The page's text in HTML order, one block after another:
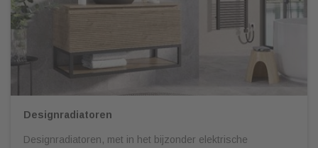
Designradiatoren
Designradiatoren, met in het bijzonder elektrische